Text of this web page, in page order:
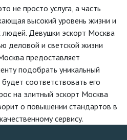
не просто услуга, а часть
высокий уровень жизни и
Девушки эскорт Москва
деловой и светской жизни
предоставляет
подобрать уникальный
соответствовать его
на элитный эскорт Москва
о повышении стандартов в
сервису.